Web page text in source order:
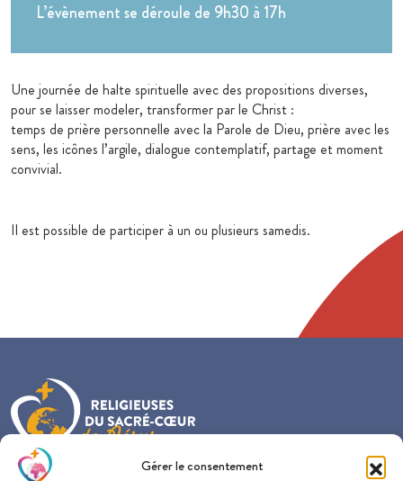
Gérer le consentement
L’évènement se déroule de 9h30 à 17h
Une journée de halte spirituelle avec des propositions diverses,
pour se laisser modeler, transformer par le Christ :
temps de prière personnelle avec la Parole de Dieu, prière avec les
sens, les icônes l’argile, dialogue contemplatif, partage et moment
convivial.
Il est possible de participer à un ou plusieurs samedis.